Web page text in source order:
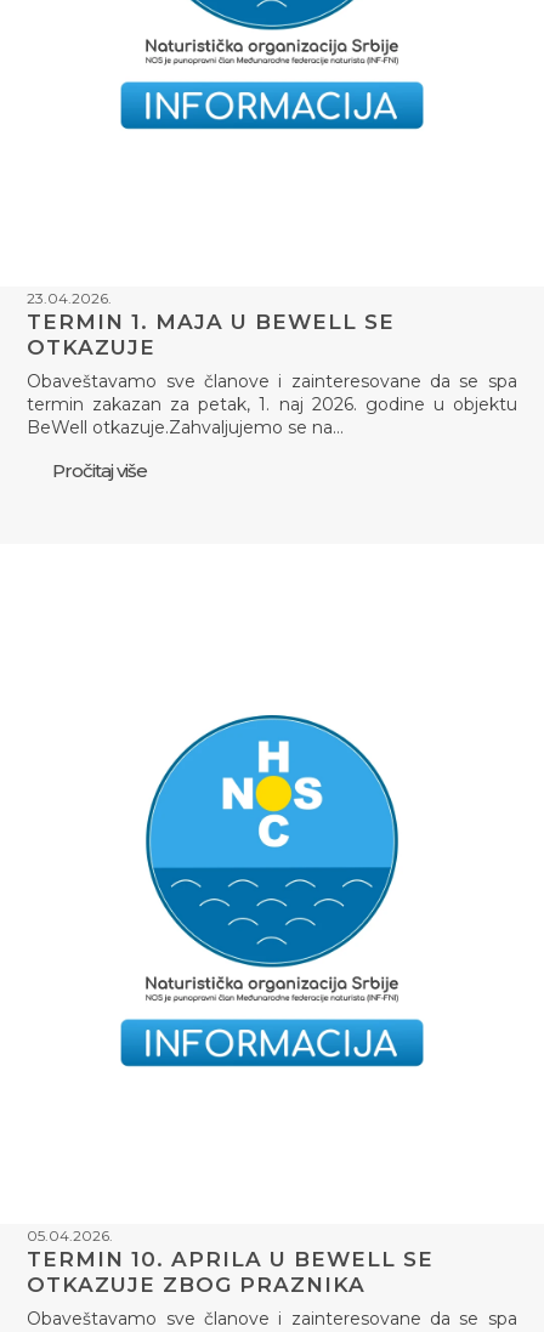
23.04.2026.
TERMIN 1. MAJA U BEWELL SE
OTKAZUJE
Obaveštavamo sve članove i zainteresovane da se spa
termin zakazan za petak, 1. naj 2026. godine u objektu
BeWell otkazuje.Zahvaljujemo se na…
Pročitaj više
05.04.2026.
TERMIN 10. APRILA U BEWELL SE
OTKAZUJE ZBOG PRAZNIKA
Obaveštavamo sve članove i zainteresovane da se spa